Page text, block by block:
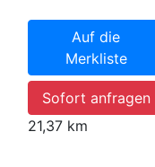
Auf die
Merkliste
Sofort anfragen
21,37 km